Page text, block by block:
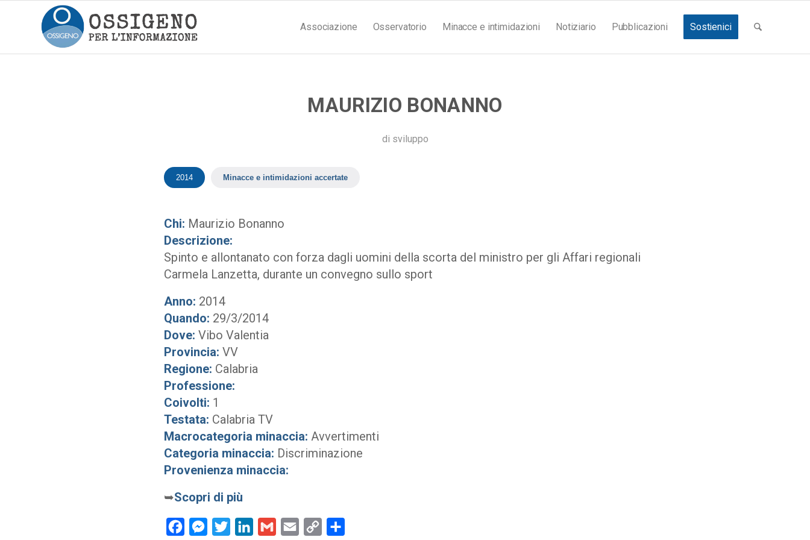
Associazione Osservatorio Minacce e intimidazioni Notiziario Pubblicazioni Sostienici
MAURIZIO BONANNO
di sviluppo
2014 Minacce e intimidazioni accertate
Chi: Maurizio Bonanno
Descrizione:
Spinto e allontanato con forza dagli uomini della scorta del ministro per gli Affari regionali
Carmela Lanzetta, durante un convegno sullo sport
Anno: 2014
Quando: 29/3/2014
Dove: Vibo Valentia
Provincia: VV
Regione: Calabria
Professione:
Coivolti: 1
Testata: Calabria TV
Macrocategoria minaccia: Avvertimenti
Categoria minaccia: Discriminazione
Provenienza minaccia:
➥Scopri di più
FacebookMessenger
Twitter LinkedInGmail Email
Copy